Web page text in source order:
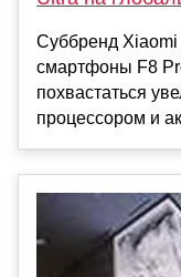
Суббренд Xiaomi
смартфоны F8
похвастаться
процессором и